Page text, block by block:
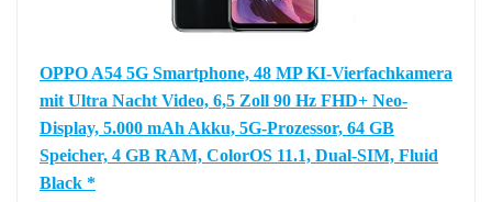
OPPO A54 5G Smartphone, 48 MP KI-Vierfachkamera
mit Ultra Nacht Video, 6,5 Zoll 90 Hz FHD+ Neo-
Display, 5.000 mAh Akku, 5G-Prozessor, 64 GB
Speicher, 4 GB RAM, ColorOS 11.1, Dual-SIM, Fluid
Black *